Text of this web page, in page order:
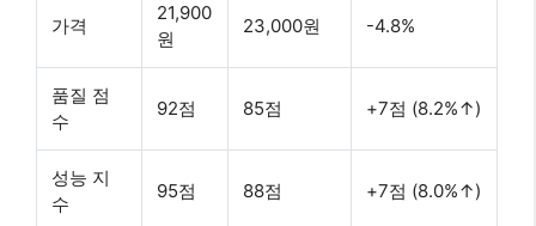
가격
21,900
원
23,000원 -4.8%
품질 점
수
92점 85점 +7점 (8.2%↑)
성능 지
수
95점 88점 +7점 (8.0%↑)